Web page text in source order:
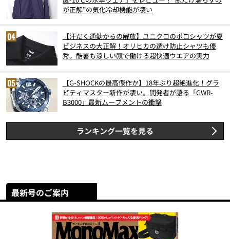
が正解”の気化冷却機能が凄い
【汗だく通勤からの解放】ユニクロのポロシャツが夏
ビジネスの大正解！オリヒカの透け防止シャツも優
秀。酷暑も涼しい顔で働ける超快適ウエアの実力
【G-SHOCKの最高傑作か】18年ぶり超絶進化！グラ
ビティマスター新作が凄い。開発者が語る「GWR-
B3000」最新ムーブメントの衝撃
ランキング一覧を見る
最新号のご案内